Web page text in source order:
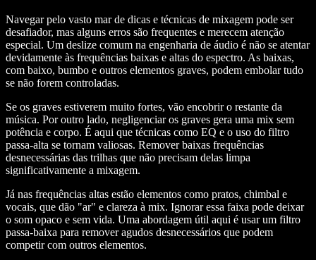
Navegar pelo vasto mar de dicas e técnicas de mixagem pode ser
desafiador, mas alguns erros são frequentes e merecem atenção
especial. Um deslize comum na engenharia de áudio é não se atentar
devidamente às frequências baixas e altas do espectro. As baixas,
com baixo, bumbo e outros elementos graves, podem embolar tudo
se não forem controladas.
Se os graves estiverem muito fortes, vão encobrir o restante da
música. Por outro lado, negligenciar os graves gera uma mix sem
potência e corpo. É aqui que técnicas como EQ e o uso do filtro
passa-alta se tornam valiosas. Remover baixas frequências
desnecessárias das trilhas que não precisam delas limpa
significativamente a mixagem.
Já nas frequências altas estão elementos como pratos, chimbal e
vocais, que dão "ar" e clareza à mix. Ignorar essa faixa pode deixar
o som opaco e sem vida. Uma abordagem útil aqui é usar um filtro
passa-baixa para remover agudos desnecessários que podem
competir com outros elementos.